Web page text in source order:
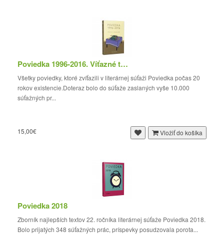
Poviedka 1996-2016. Víťazné texty
Všetky poviedky, ktoré zvíťazili v literárnej súťaži Poviedka počas 20
rokov existencie.Doteraz bolo do súťaže zaslaných vyše 10.000
súťažných pr...
15,00€ Vložiť do košíka
Poviedka 2018
Zborník najlepších textov 22. ročníka literárnej súťaže Poviedka 2018.
Bolo prijatých 348 súťažných prác, príspevky posudzovala porota...